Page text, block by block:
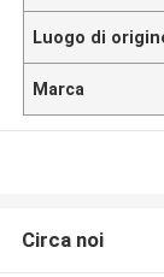
Luogo di
Marca
Circa noi